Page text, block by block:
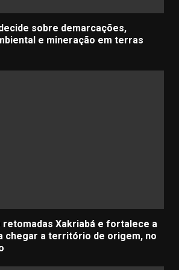
sobre demarcações,
e mineração em terras
Xakriabá e fortalece a
chegar a território de origem, no